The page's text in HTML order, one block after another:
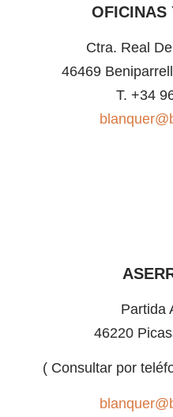
OFICINAS
Ctra. Real
46469
T. +34
Partida
46220
( Consultar por